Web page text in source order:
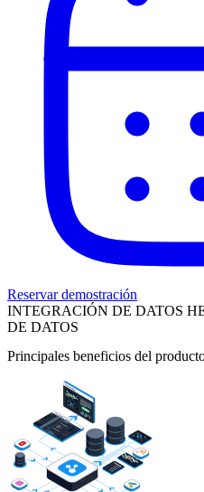
Reservar demostración
INTEGRACIÓN DE DATOS
DE DATOS
Principales beneficios del